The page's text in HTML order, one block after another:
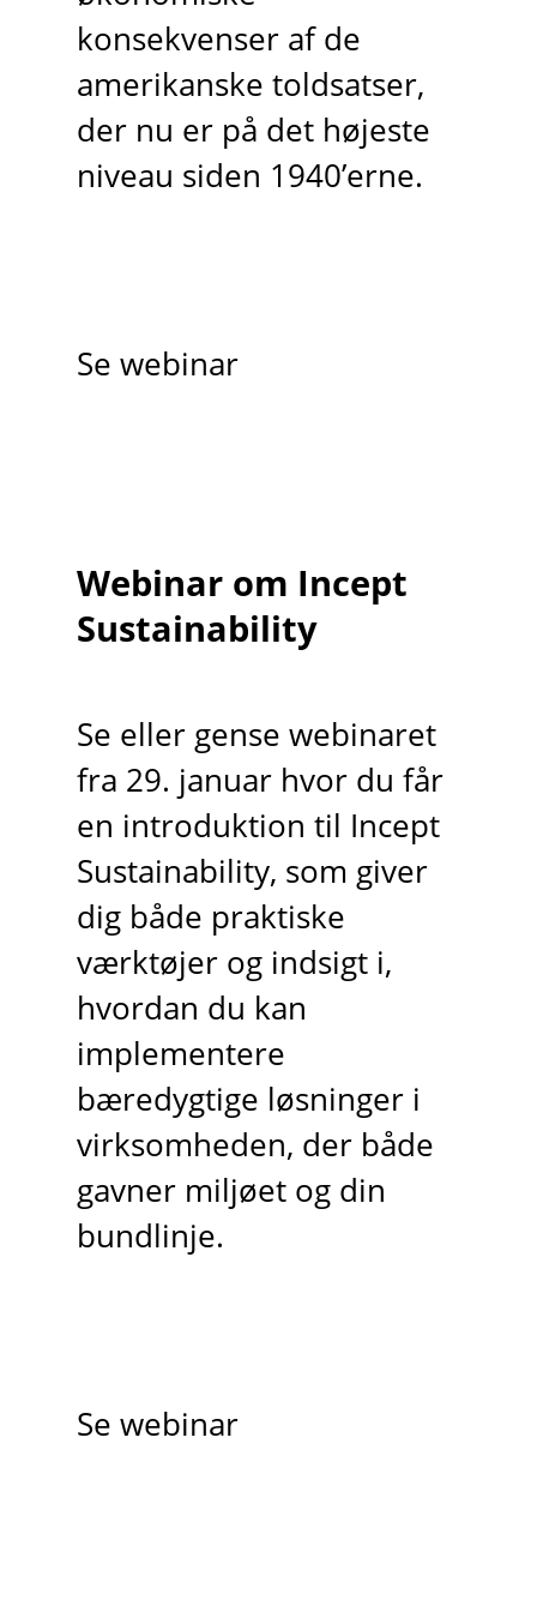
konsekvenser af de
amerikanske toldsatser,
der nu er på det højeste
niveau siden 1940’erne.
Se webinar
Webinar om Incept
Sustainability
Se eller gense webinaret
fra 29. januar hvor du får
en introduktion til Incept
Sustainability, som giver
dig både praktiske
værktøjer og indsigt i,
hvordan du kan
implementere
bæredygtige løsninger i
virksomheden, der både
gavner miljøet og din
bundlinje.
Se webinar